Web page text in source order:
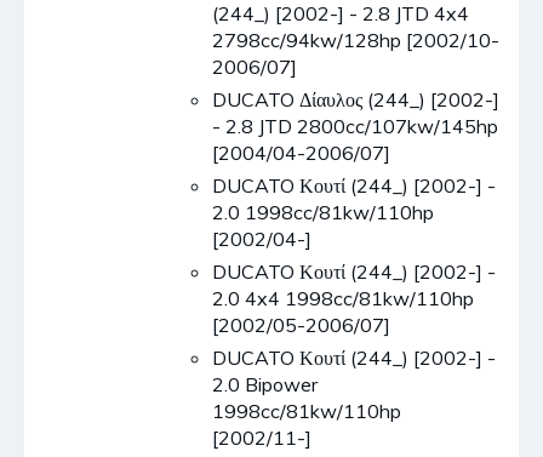
(244_) [2002-] - 2.8 JTD 4x4
2798cc/94kw/128hp [2002/10-
2006/07]
DUCATO Δίαυλος (244_) [2002-]
- 2.8 JTD 2800cc/107kw/145hp
[2004/04-2006/07]
DUCATO Κουτί (244_) [2002-] -
2.0 1998cc/81kw/110hp
[2002/04-]
DUCATO Κουτί (244_) [2002-] -
2.0 4x4 1998cc/81kw/110hp
[2002/05-2006/07]
DUCATO Κουτί (244_) [2002-] -
2.0 Bipower
1998cc/81kw/110hp
[2002/11-]